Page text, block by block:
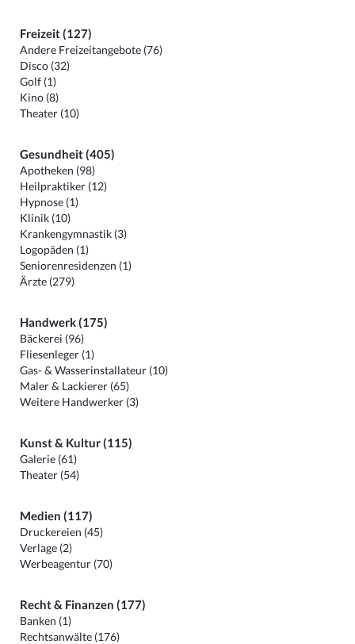
Freizeit (127)
Andere Freizeitangebote (76)
Disco (32)
Golf (1)
Kino (8)
Theater (10)
Gesundheit (405)
Apotheken (98)
Heilpraktiker (12)
Hypnose (1)
Klinik (10)
Krankengymnastik (3)
Logopäden (1)
Seniorenresidenzen (1)
Ärzte (279)
Handwerk (175)
Bäckerei (96)
Fliesenleger (1)
Gas- & Wasserinstallateur (10)
Maler & Lackierer (65)
Weitere Handwerker (3)
Kunst & Kultur (115)
Galerie (61)
Theater (54)
Medien (117)
Druckereien (45)
Verlage (2)
Werbeagentur (70)
Recht & Finanzen (177)
Banken (1)
Rechtsanwälte (176)